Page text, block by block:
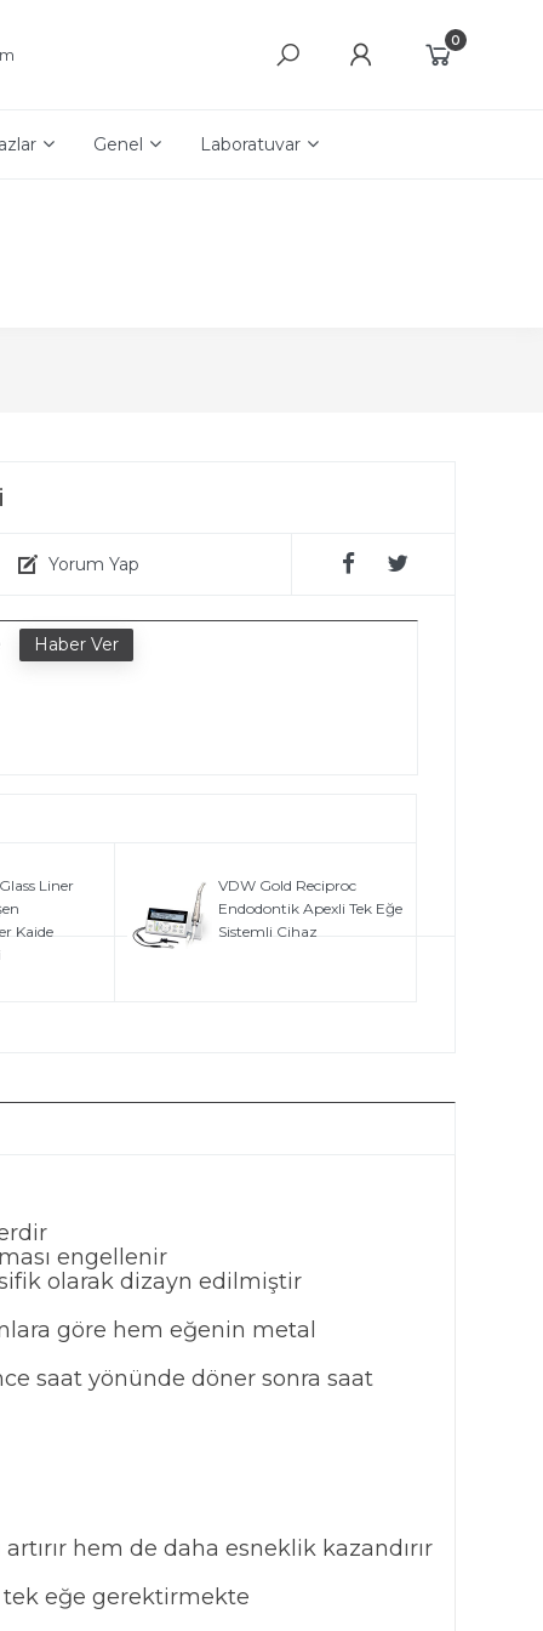
0
Genel Laboratuvar
Yorum Yap
Liner
Kaide
VDW Gold Reciproc
Endodontik Apexli Tek Eğe
Sistemli Cihaz
engellenir
olarak dizayn edilmiştir
göre hem eğenin metal
saat yönünde döner sonra saat
hem de daha esneklik kazandırır
tek eğe gerektirmekte